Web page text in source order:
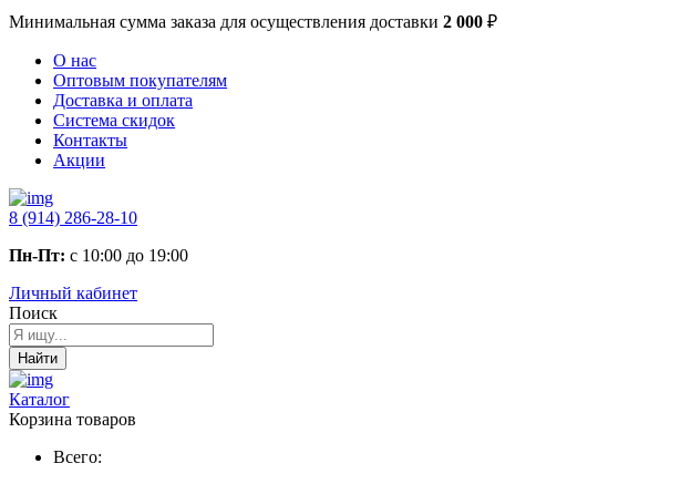
Минимальная сумма заказа для осуществления доставки 2 000 ₽
О нас
Оптовым покупателям
Доставка и оплата
Система скидок
Контакты
Акции
8 (914) 286-28-10
Пн-Пт: с 10:00 до 19:00
Личный кабинет
Поиск
Найти
Каталог
Корзина товаров
Всего: